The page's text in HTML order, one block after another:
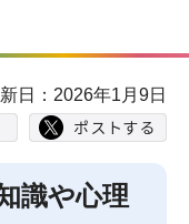
日：2026年1月9日
識や心理